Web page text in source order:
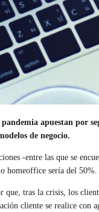
apuestan por
de negocio.
-entre las que se
homeoffice sería del 50%.
que, tras la crisis, los
cliente se realice con